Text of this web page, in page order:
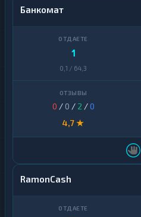
Банкомат
1
0,1 / 64,3
0 / 0 / 2 /0
4,7 ★
RamonCash